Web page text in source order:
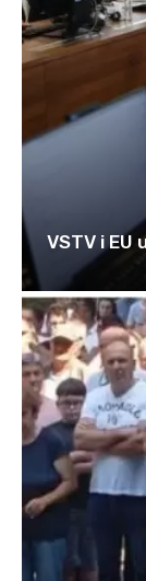
VSTV i EU